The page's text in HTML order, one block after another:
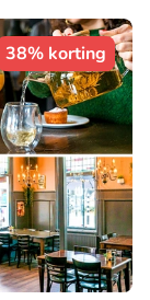
38% korting